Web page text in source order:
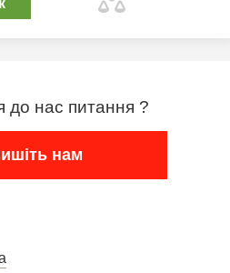
до нас питання ?
нам